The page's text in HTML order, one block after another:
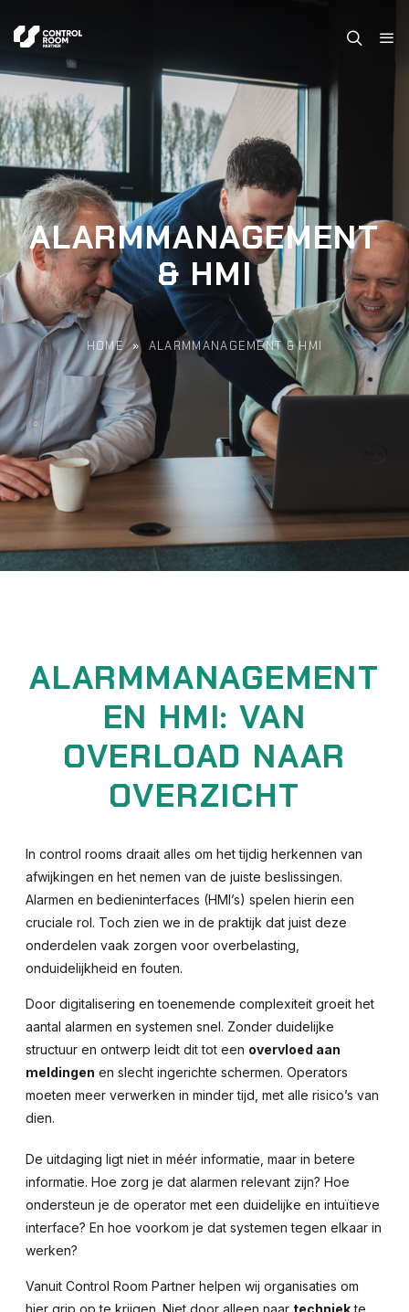
ALARMMANAGEMENT
& HMI
HOME » ALARMMANAGEMENT & HMI
ALARMMANAGEMENT
EN HMI: VAN
OVERLOAD NAAR
OVERZICHT
In control rooms draait alles om het tijdig herkennen van
afwijkingen en het nemen van de juiste beslissingen.
Alarmen en bedieninterfaces (HMI’s) spelen hierin een
cruciale rol. Toch zien we in de praktijk dat juist deze
onderdelen vaak zorgen voor overbelasting,
onduidelijkheid en fouten.
Door digitalisering en toenemende complexiteit groeit het
aantal alarmen en systemen snel. Zonder duidelijke
structuur en ontwerp leidt dit tot een overvloed aan
meldingen en slecht ingerichte schermen. Operators
moeten meer verwerken in minder tijd, met alle risico’s van
dien.
De uitdaging ligt niet in méér informatie, maar in betere
informatie. Hoe zorg je dat alarmen relevant zijn? Hoe
ondersteun je de operator met een duidelijke en intuïtieve
interface? En hoe voorkom je dat systemen tegen elkaar in
werken?
Vanuit Control Room Partner helpen wij organisaties om
hier grip op te krijgen. Niet door alleen naar techniekte